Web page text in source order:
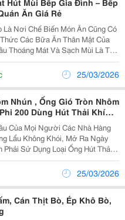
Hút Mùi Bếp Gia Đình – Bếp
Ăn Giá Rẻ
Là Nơi Chế Biến Món Ăn Cũng Có
Các Bữa Ăn Thân Mật Của
Thoáng Mát Và Sạch Mùi Là Tất
Của Thức Ăn/Dầu Mỡ Thì Bạn
25/03/2026
Nhún , Ống Gió Tròn Nhôm
200 Dùng Hút Thải Khí
Của Mọi Người Các Nhà Hàng
Lẩu Không Khói, Mở Ra Ngày
Phải Sử Dụng Loại Ống Hút Thải
Độ Tốt An Toàn Ống Nhôm Nhún
Hảo Nhất . Ống Nhôm Nhún
25/03/2026
Cán Thịt Bò, Ép Khô Bò,